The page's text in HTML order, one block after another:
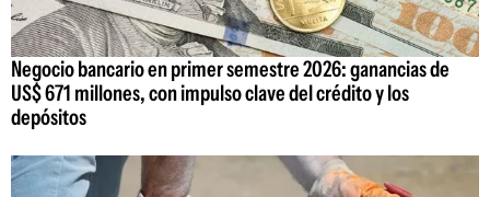
Negocio bancario en primer semestre 2026: ganancias de
US$ 671 millones, con impulso clave del crédito y los
depósitos